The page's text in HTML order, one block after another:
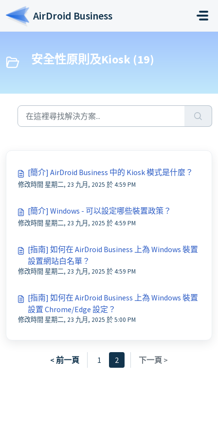
略過至主要內容
AirDroid Business
安全性原則及Kiosk (19)
[簡介] AirDroid Business 中的 Kiosk 模式是什麼？
修改時間 星期二, 23 九月, 2025 於 4:59 PM
[簡介] Windows - 可以設定哪些裝置政策？
修改時間 星期二, 23 九月, 2025 於 4:59 PM
[指南] 如何在 AirDroid Business 上為 Windows 裝置
設置網站白名單？
修改時間 星期二, 23 九月, 2025 於 4:59 PM
[指南] 如何在 AirDroid Business 上為 Windows 裝置
設置 Chrome/Edge 設定？
修改時間 星期二, 23 九月, 2025 於 5:00 PM
< 前一頁 1 2 下一頁 >